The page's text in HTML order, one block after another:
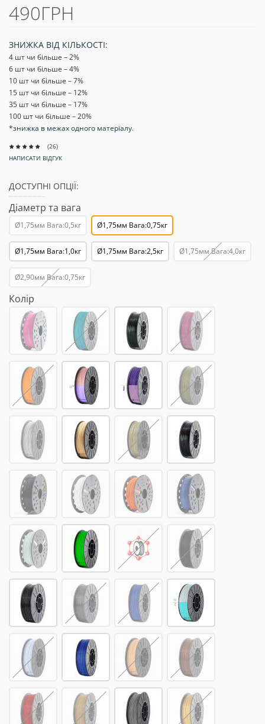
490ГРН
ЗНИЖКА ВІД КІЛЬКОСТІ:
4 шт чи більше – 2%
6 шт чи більше – 4%
10 шт чи більше – 7%
15 шт чи більше – 12%
35 шт чи більше – 17%
100 шт чи більше – 20%
*знижка в межах одного матеріалу.
(26)
НАПИСАТИ ВІДГУК
ДОСТУПНІ ОПЦІЇ:
Діаметр та вага
Ø1,75мм Вага:0,5кг Ø1,75мм Вага:0,75кг
Ø1,75мм Вага:1,0кг Ø1,75мм Вага:2,5кг Ø1,75мм Вага:4,0кг
Ø2,90мм Вага:0,75кг
Колір